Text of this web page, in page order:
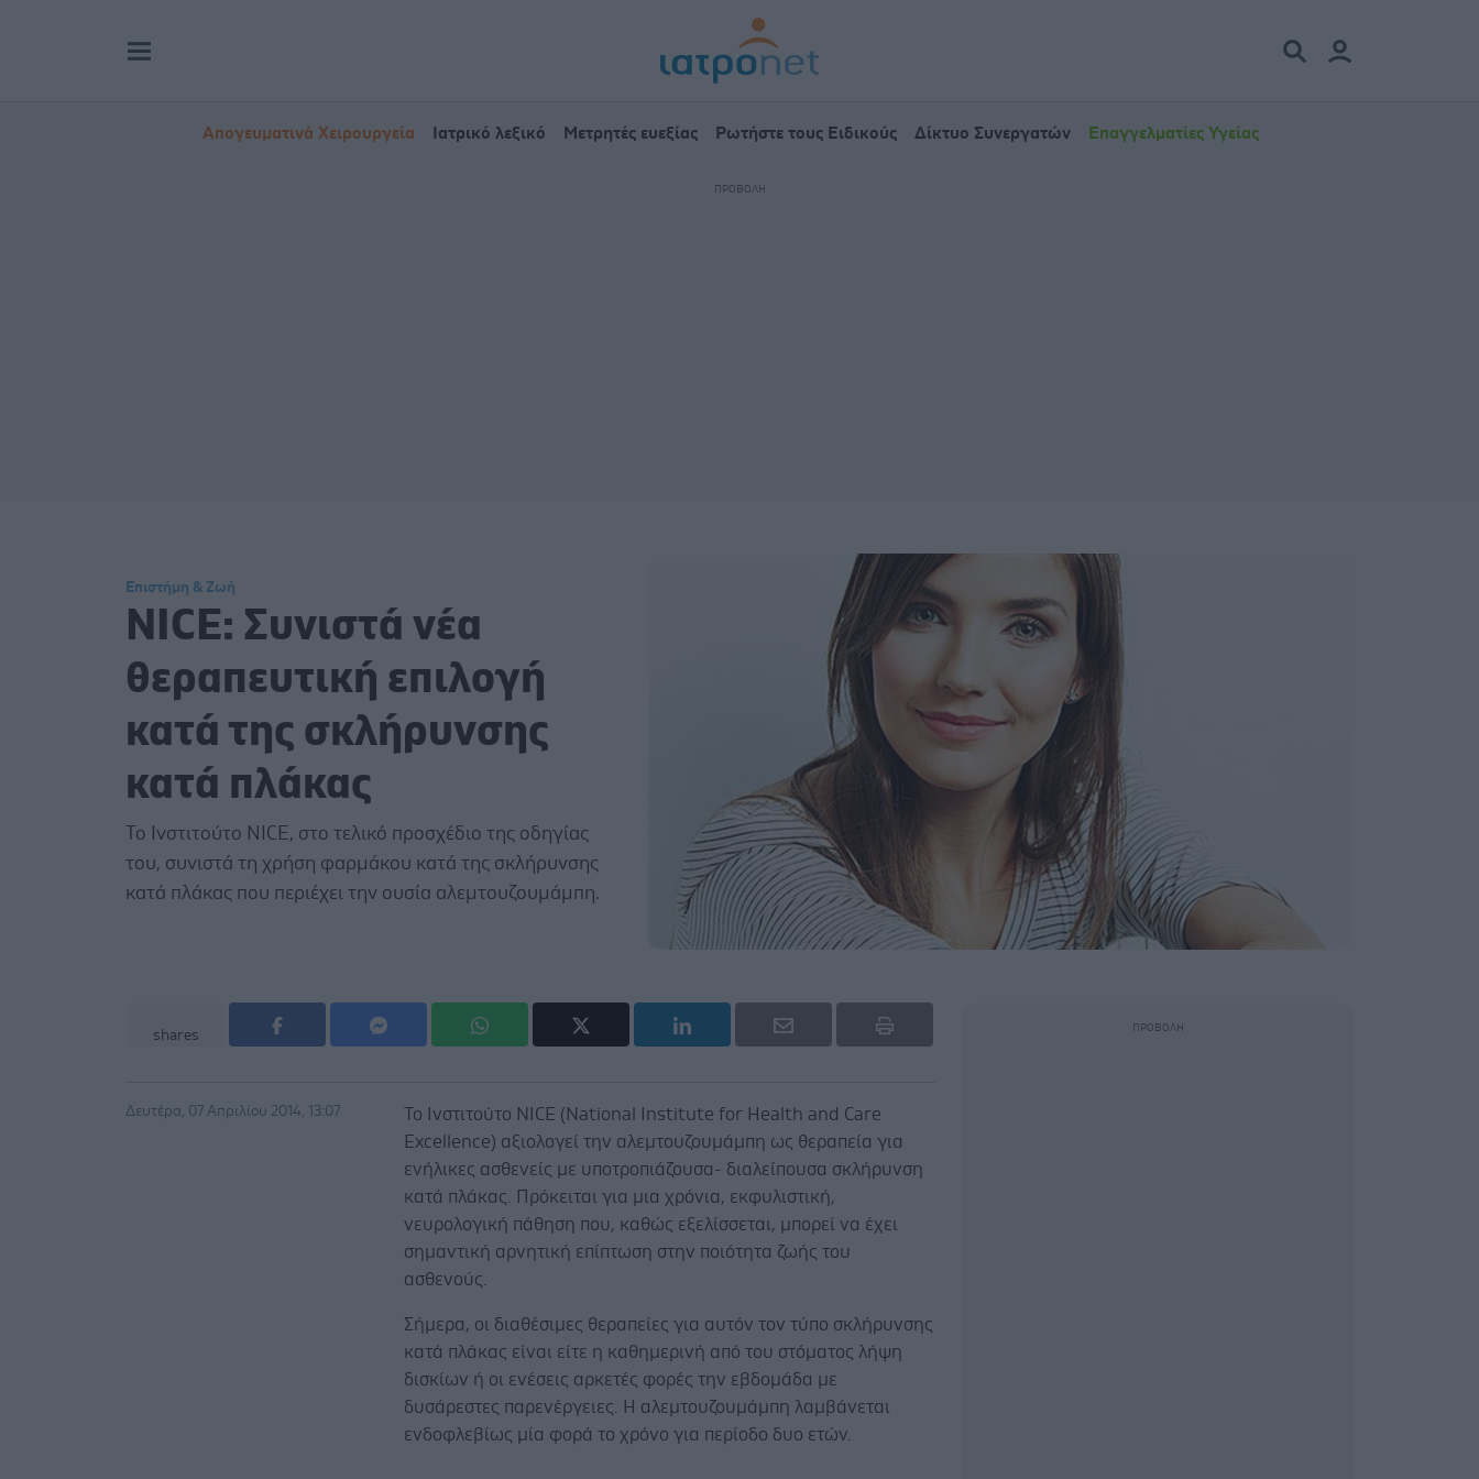
Απογευματινά Χειρουργεία Ιατρικό λεξικό Μετρητές ευεξίας Ρωτήστε τους Ειδικούς Δίκτυο Συνεργατών Επαγγελματίες Υγείας
Επιστήμη & Ζωή
NICE: Συνιστά νέα
θεραπευτική επιλογή
κατά της σκλήρυνσης
κατά πλάκας
Το Ινστιτούτο NICE, στο τελικό προσχέδιο της οδηγίας
του, συνιστά τη χρήση φαρμάκου κατά της σκλήρυνσης
κατά πλάκας που περιέχει την ουσία αλεμτουζουμάμπη.
shares
Δευτέρα, 07 Απριλίου 2014, 13:07
Το Ινστιτούτο NICE (National Institute for Health and Care
Excellence) αξιολογεί την αλεμτουζουμάμπη ως θεραπεία για
ενήλικες ασθενείς με υποτροπιάζουσα- διαλείπουσα σκλήρυνση
κατά πλάκας. Πρόκειται για μια χρόνια, εκφυλιστική,
νευρολογική πάθηση που, καθώς εξελίσσεται, μπορεί να έχει
σημαντική αρνητική επίπτωση στην ποιότητα ζωής του
ασθενούς.
Σήμερα, οι διαθέσιμες θεραπείες για αυτόν τον τύπο σκλήρυνσης
κατά πλάκας είναι είτε η καθημερινή από του στόματος λήψη
δισκίων ή οι ενέσεις αρκετές φορές την εβδομάδα με
δυσάρεστες παρενέργειες. Η αλεμτουζουμάμπη λαμβάνεται
ενδοφλεβίως μία φορά το χρόνο για περίοδο δυο ετών.